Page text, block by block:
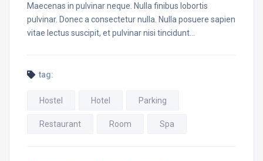
Maecenas in pulvinar neque. Nulla finibus lobortis
pulvinar. Donec a consectetur nulla. Nulla posuere sapien
vitae lectus suscipit, et pulvinar nisi tincidunt…
tag:
Hostel Hotel Parking
Restaurant Room Spa